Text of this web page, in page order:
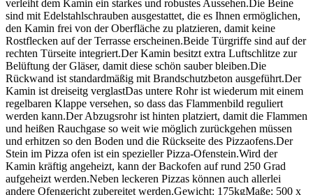
verleiht dem Kamin ein starkes und robustes Aussehen.Die Beine
sind mit Edelstahlschrauben ausgestattet, die es Ihnen ermöglichen,
den Kamin frei von der Oberfläche zu platzieren, damit keine
Rostflecken auf der Terrasse erscheinen.Beide Türgriffe sind auf der
rechten Türseite integriert.Der Kamin besitzt extra Luftschlitze zur
Belüftung der Gläser, damit diese schön sauber bleiben.Die
Rückwand ist standardmäßig mit Brandschutzbeton ausgeführt.Der
Kamin ist dreiseitg verglastDas untere Rohr ist wiederum mit einem
regelbaren Klappe versehen, so dass das Flammenbild reguliert
werden kann.Der Abzugsrohr ist hinten platziert, damit die Flammen
und heißen Rauchgase so weit wie möglich zurückgehen müssen
und erhitzen so den Boden und die Rückseite des Pizzaofens.Der
Stein im Pizza ofen ist ein spezieller Pizza-Ofenstein.Wird der
Kamin kräftig angeheizt, kann der Backofen auf rund 250 Grad
aufgeheizt werden.Neben leckeren Pizzas können auch allerlei
andere Ofengericht zubereitet werden.Gewicht: 175kgMaße: 500 x